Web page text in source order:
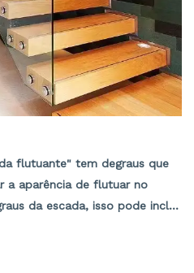
flutuante" tem degraus que
a aparência de flutuar no
da escada, isso pode incluir